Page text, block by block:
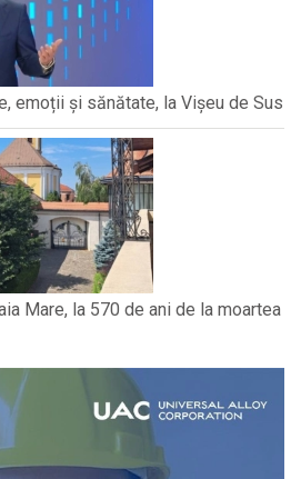
emoții și sănătate, la Vișeu de Sus
Mare, la 570 de ani de la moartea